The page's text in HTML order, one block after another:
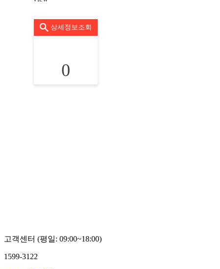
상세정보조회
0
고객센터 (평일: 09:00~18:00)
1599-3122